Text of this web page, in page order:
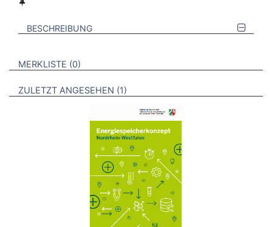
BESCHREIBUNG
VERWEISE AUF VERMERKTE- ODER ZULETZT ANGESEHENE
MERKLISTE 0 BROSCHÜREN
ZULETZT ANGESEHEN 1 BROSCHÜREN